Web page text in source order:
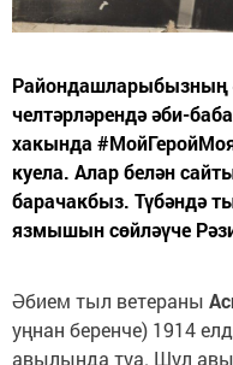
Райондашларыбызның
челтәрләрендә әби-
хакында
куела. Алар белән
барачакбыз. Түбәндә
язмышын сөйләүче
Әбием тыл ветераны
уңнан беренче) 1914
авылында туа. Шул